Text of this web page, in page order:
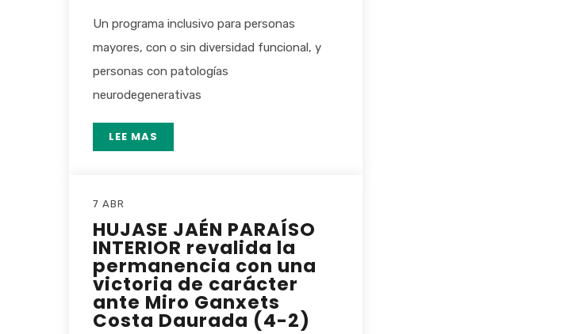
Un programa inclusivo para personas
mayores, con o sin diversidad funcional, y
personas con patologías
neurodegenerativas
LEE MAS
7 ABR
HUJASE JAÉN PARAÍSO
INTERIOR revalida la
permanencia con una
victoria de carácter
ante Miro Ganxets
Costa Daurada (4-2)